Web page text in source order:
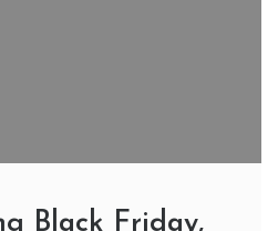
Black Friday,